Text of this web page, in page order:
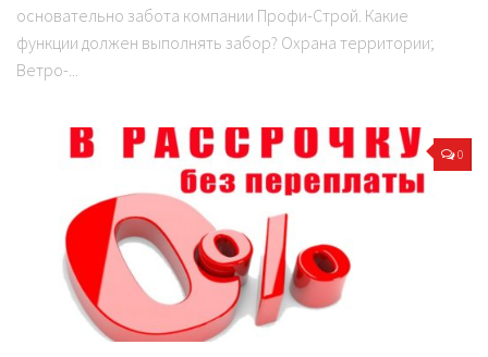
основательно забота компании Профи-Строй. Какие
функции должен выполнять забор? Охрана территории;
Ветро-...
0